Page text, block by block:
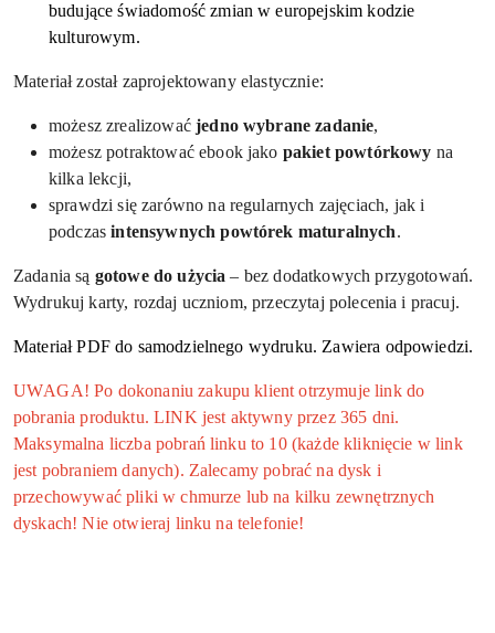
budujące świadomość zmian w europejskim kodzie
kulturowym.
Materiał został zaprojektowany elastycznie:
możesz zrealizowaćjedno wybrane zadanie,
możesz potraktować ebook jako pakiet powtórkowy na
kilka lekcji,
sprawdzi się zarówno na regularnych zajęciach, jak i
podczasintensywnych powtórek maturalnych.
Zadania są gotowe do użycia – bez dodatkowych przygotowań.
Wydrukuj karty, rozdaj uczniom, przeczytaj polecenia i pracuj.
Materiał PDF do samodzielnego wydruku. Zawiera odpowiedzi.
UWAGA! Po dokonaniu zakupu klient otrzymuje link do
pobrania produktu. LINK jest aktywny przez 365 dni.
Maksymalna liczba pobrań linku to 10 (każde kliknięcie w link
jest pobraniem danych). Zalecamy pobrać na dysk i
przechowywać pliki w chmurze lub na kilku zewnętrznych
dyskach! Nie otwieraj linku na telefonie!